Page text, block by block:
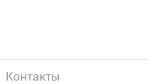
Контакты